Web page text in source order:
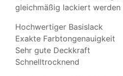
gleichmäßig lackiert werden
Hochwertiger Basislack
Exakte Farbtongenauigkeit
Sehr gute Deckkraft
Schnelltrocknend